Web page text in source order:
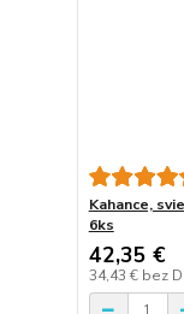
Kahance,
6ks
42,35 €
34,43 € bez